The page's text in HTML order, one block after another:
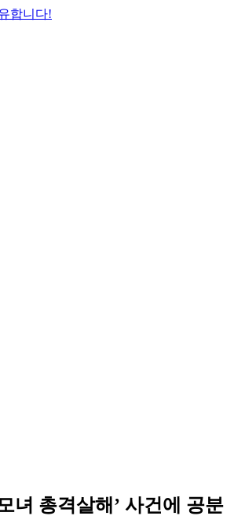
합니다!
녀 총격살해’ 사건에 공분